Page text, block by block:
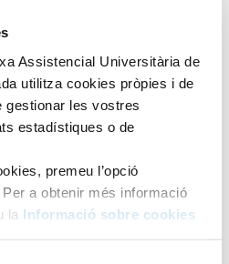
Assistencial Universitària de
utilitza cookies pròpies i de
gestionar les vostres
estadístiques o de
premeu l’opció
a obtenir més informació
la Informació sobre cookies